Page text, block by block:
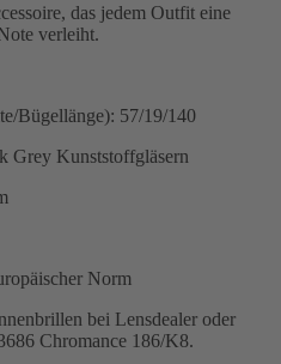
das jedem Outfit eine
verleiht.
Bügellänge): 57/19/140
Grey Kunststoffgläsern
Norm
bei Lensdealer oder
Chromance 186/K8.